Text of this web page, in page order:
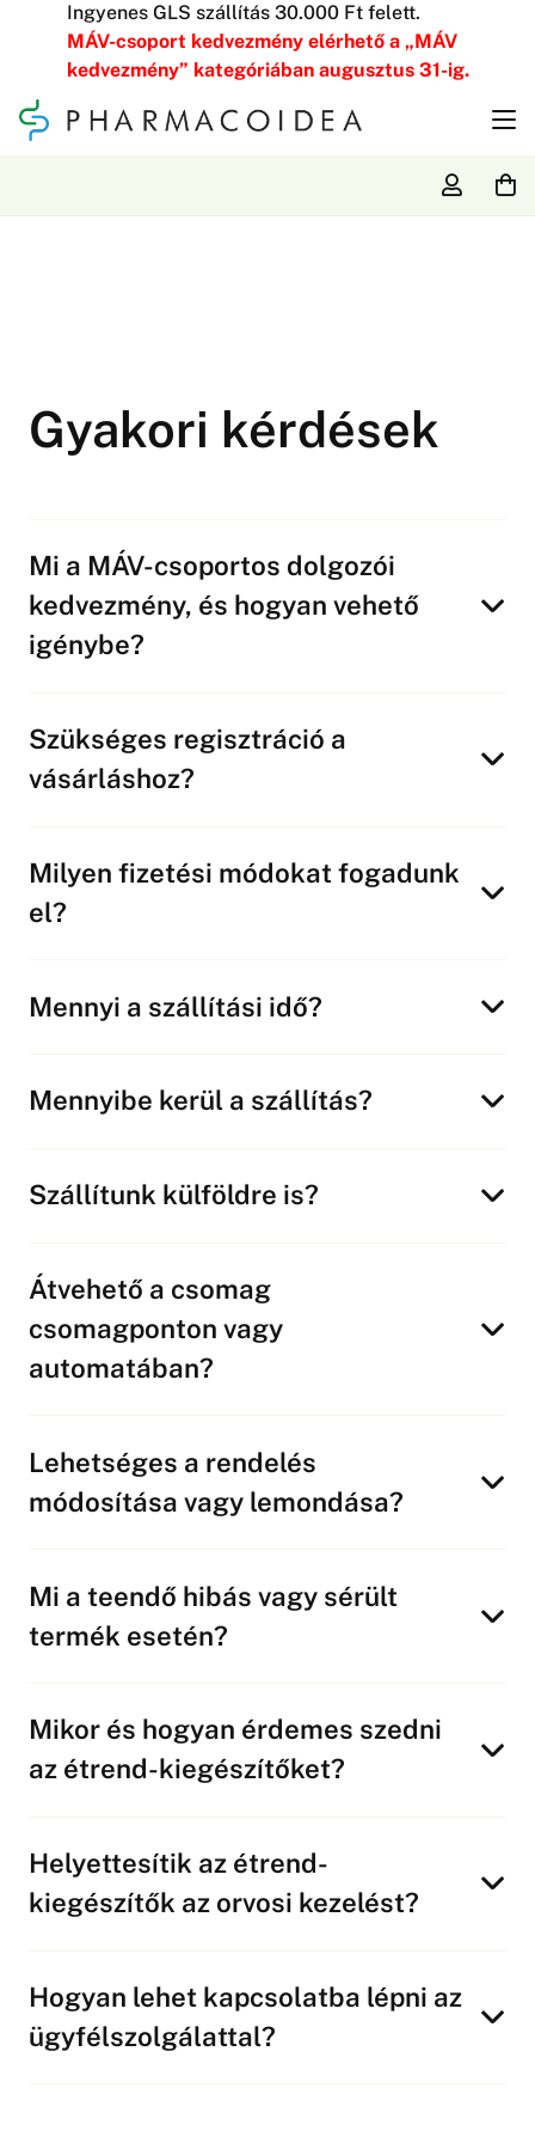
Ingyenes GLS szállítás 30.000 Ft felett.
MÁV-csoport kedvezmény elérhető a „MÁV
kedvezmény” kategóriában augusztus 31-ig.
Gyakori kérdések
Mi a MÁV-csoportos dolgozói
kedvezmény, és hogyan vehető
igénybe?
Szükséges regisztráció a
vásárláshoz?
Milyen fizetési módokat fogadunk
el?
Mennyi a szállítási idő?
Mennyibe kerül a szállítás?
Szállítunk külföldre is?
Átvehető a csomag
csomagponton vagy
automatában?
Lehetséges a rendelés
módosítása vagy lemondása?
Mi a teendő hibás vagy sérült
termék esetén?
Mikor és hogyan érdemes szedni
az étrend-kiegészítőket?
Helyettesítik az étrend-
kiegészítők az orvosi kezelést?
Hogyan lehet kapcsolatba lépni az
ügyfélszolgálattal?